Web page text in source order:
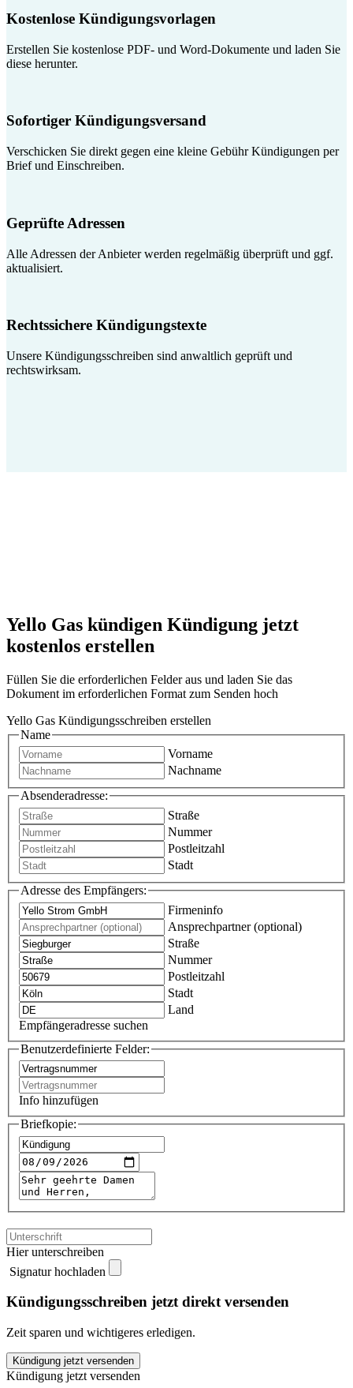
Kostenlose Kündigungsvorlagen
Erstellen Sie kostenlose PDF- und Word-Dokumente und laden Sie
diese herunter.
Sofortiger Kündigungsversand
Verschicken Sie direkt gegen eine kleine Gebühr Kündigungen per
Brief und Einschreiben.
Geprüfte Adressen
Alle Adressen der Anbieter werden regelmäßig überprüft und ggf.
aktualisiert.
Rechtssichere Kündigungstexte
Unsere Kündigungsschreiben sind anwaltlich geprüft und
rechtswirksam.
Yello Gas kündigen Kündigung jetzt
kostenlos erstellen
Füllen Sie die erforderlichen Felder aus und laden Sie das
Dokument im erforderlichen Format zum Senden hoch
Yello Gas Kündigungsschreiben erstellen
Name
Vorname
Nachname
Absenderadresse:
Straße
Nummer
Postleitzahl
Stadt
Adresse des Empfängers:
Firmeninfo
Ansprechpartner (optional)
Straße
Nummer
Postleitzahl
Stadt
Land
Empfängeradresse suchen
Benutzerdefinierte Felder:
Info hinzufügen
Briefkopie:
Hier unterschreiben
Signatur hochladen
Kündigungsschreiben jetzt direkt versenden
Zeit sparen und wichtigeres erledigen.
Yello
Gas
Kündigung jetzt versenden
Kündigung jetzt versenden